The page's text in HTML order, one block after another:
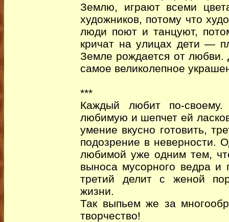
Землю, играют всеми
художников, потому что
люди поют и танцуют,
кричат на улицах дети —
Земле рождается от
самое великолепное
***
Каждый любит по-
любимую и шепчет ей
умение вкусно готовить,
подозрение в неверности.
любимой уже одним тем,
выноса мусорного ведра и
третий делит с женой
жизни.
Так выпьем же за
творчество!